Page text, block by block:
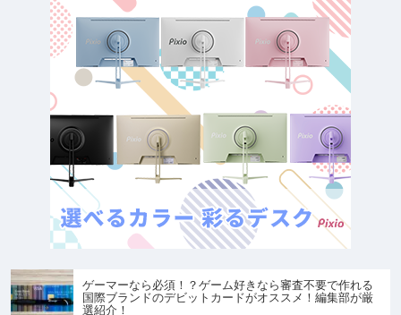
ゲーマーなら必須！？ゲーム好きなら審査不要で作れる
国際ブランドのデビットカードがオススメ！編集部が厳
選紹介！